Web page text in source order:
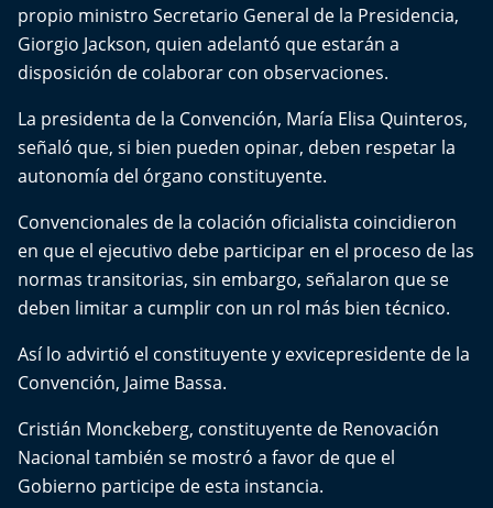
Bío Bío en Ruta
Chiche cuadra y su parrilla
Agenda Propia
Chile, Historia de 30 años
Carrera a La Moneda
Aquí Estamos
Sello de raza
propio ministro Secretario General de la Presidencia,
Giorgio Jackson, quien adelantó que estarán a
disposición de colaborar con observaciones.
La presidenta de la Convención, María Elisa Quinteros,
señaló que, si bien pueden opinar, deben respetar la
autonomía del órgano constituyente.
Convencionales de la colación oficialista coincidieron
en que el ejecutivo debe participar en el proceso de las
normas transitorias, sin embargo, señalaron que se
deben limitar a cumplir con un rol más bien técnico.
Así lo advirtió el constituyente y exvicepresidente de la
Convención, Jaime Bassa.
Cristián Monckeberg, constituyente de Renovación
Nacional también se mostró a favor de que el
Gobierno participe de esta instancia.